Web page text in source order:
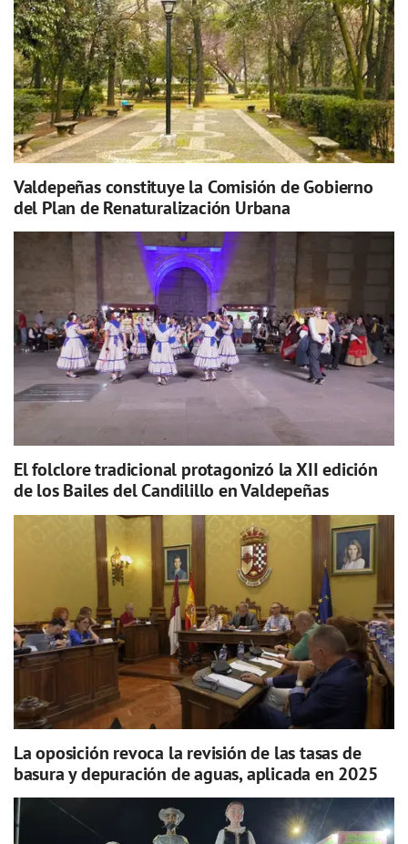
Valdepeñas constituye la Comisión de Gobierno
del Plan de Renaturalización Urbana
El folclore tradicional protagonizó la XII edición
de los Bailes del Candilillo en Valdepeñas
La oposición revoca la revisión de las tasas de
basura y depuración de aguas, aplicada en 2025